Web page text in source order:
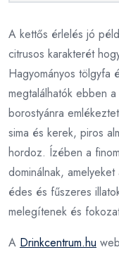
A kettős érlelés jó
citrusos karakterét
Hagyományos tölgyfa
megtalálhatók ebben
borostyánra
sima és kerek, piros
hordoz. Ízében a
dominálnak,
édes és fűszeres
melegítenek és
A Drinkcentrum.hu